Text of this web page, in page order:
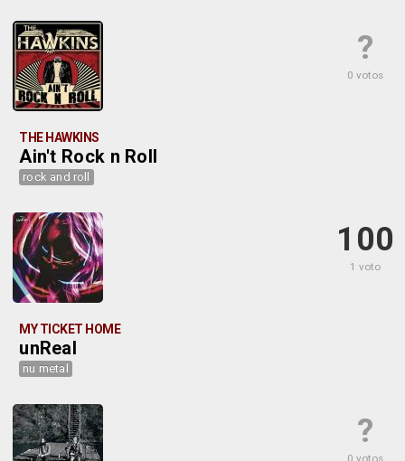
?
0 votos
THE HAWKINS
Ain't Rock n Roll
rock and roll
100
1 voto
MY TICKET HOME
unReal
nu metal
?
0 votos